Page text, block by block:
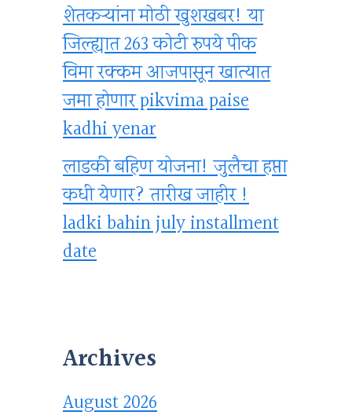
शेतकऱ्यांना मोठी खुशखबर! या
जिल्ह्यात 263 कोटी रुपये पीक
विमा रक्कम आजपासून खात्यात
जमा होणार pikvima paise
kadhi yenar
लाडकी बहिण योजना! जुलैचा हप्ता
कधी येणार? तारीख जाहीर !
ladki bahin july installment
date
Archives
August 2026